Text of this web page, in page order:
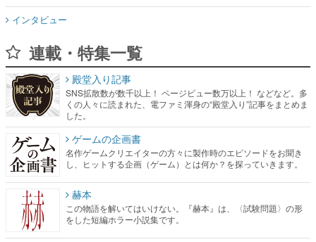
インタビュー
連載・特集一覧
殿堂入り記事
SNS拡散数が数千以上！ ページビュー数万以上！ などなど。多
くの人々に読まれた、電ファミ渾身の“殿堂入り”記事をまとめま
した。
ゲームの企画書
名作ゲームクリエイターの方々に製作時のエピソードをお聞き
し、ヒットする企画（ゲーム）とは何か？を探っていきます。
赫本
この物語を解いてはいけない。『赫本』は、〈試験問題〉の形
をした短編ホラー小説集です。